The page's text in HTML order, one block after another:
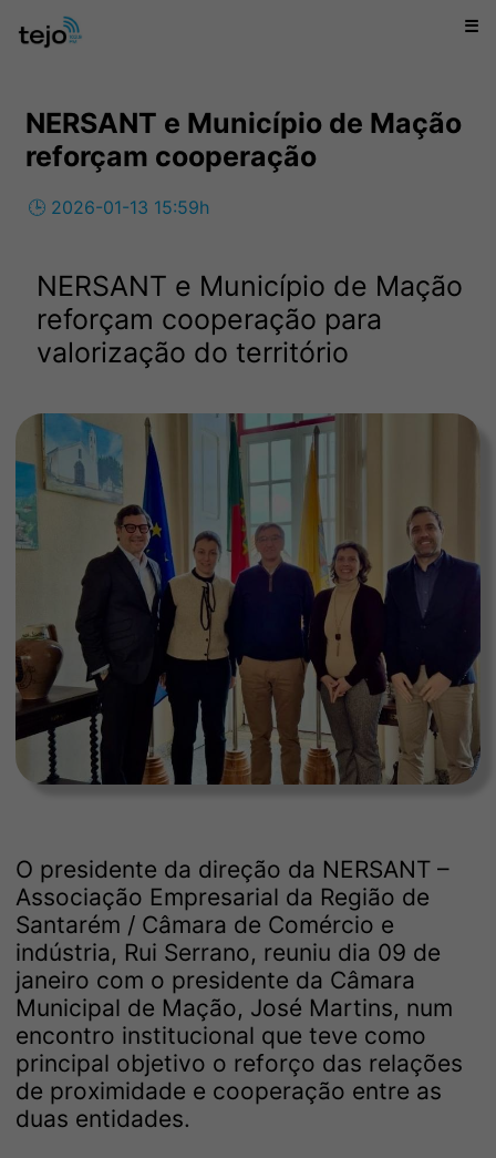
☰
NERSANT e Município de Mação
reforçam cooperação
🕒 2026-01-13 15:59h
NERSANT e Município de Mação
reforçam cooperação para
valorização do território
O presidente da direção da NERSANT –
Associação Empresarial da Região de
Santarém / Câmara de Comércio e
indústria, Rui Serrano, reuniu dia 09 de
janeiro com o presidente da Câmara
Municipal de Mação, José Martins, num
encontro institucional que teve como
principal objetivo o reforço das relações
de proximidade e cooperação entre as
duas entidades.